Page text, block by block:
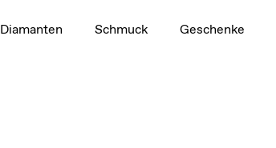
Diamanten Schmuck Geschenke